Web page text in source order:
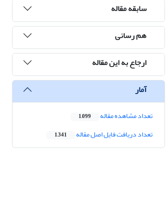
سابقه مقاله
هم رسانی
ارجاع به این مقاله
آمار
تعداد مشاهده مقاله 1,099
تعداد دریافت فایل اصل مقاله 1,341